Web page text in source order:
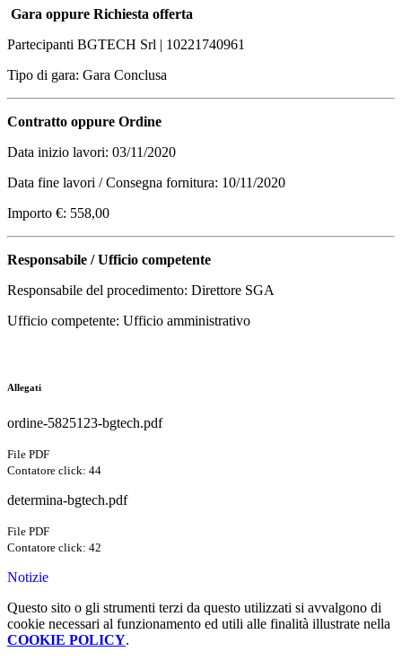
Gara oppure Richiesta offerta
Partecipanti BGTECH Srl | 10221740961
Tipo di gara: Gara Conclusa
Contratto oppure Ordine
Data inizio lavori: 03/11/2020
Data fine lavori / Consegna fornitura: 10/11/2020
Importo €: 558,00
Responsabile / Ufficio competente
Responsabile del procedimento: Direttore SGA
Ufficio competente: Ufficio amministrativo
Allegati
ordine-5825123-bgtech.pdf
File PDF
Contatore click: 44
determina-bgtech.pdf
File PDF
Contatore click: 42
Notizie
Questo sito o gli strumenti terzi da questo utilizzati si avvalgono di
cookie necessari al funzionamento ed utili alle finalità illustrate nella
COOKIE POLICY.